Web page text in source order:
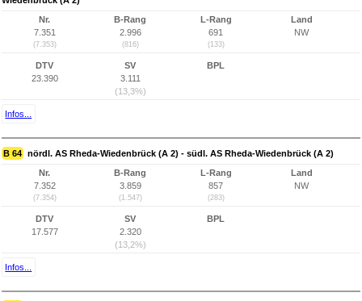
Nr.
7.351
(7.353)
B-Rang
2.996
(816)
L-Rang
691
(133)
Land
NW
DTV
23.390
SV
3.111
(13,3%)
BPL
Infos...
B 64 nördl. AS Rheda-Wiedenbrück (A 2) - südl. AS Rheda-Wiedenbrück (A 2)
Nr.
7.352
(7.354)
B-Rang
3.859
(1.547)
L-Rang
857
(283)
Land
NW
DTV
17.577
SV
2.320
(13,2%)
BPL
Infos...